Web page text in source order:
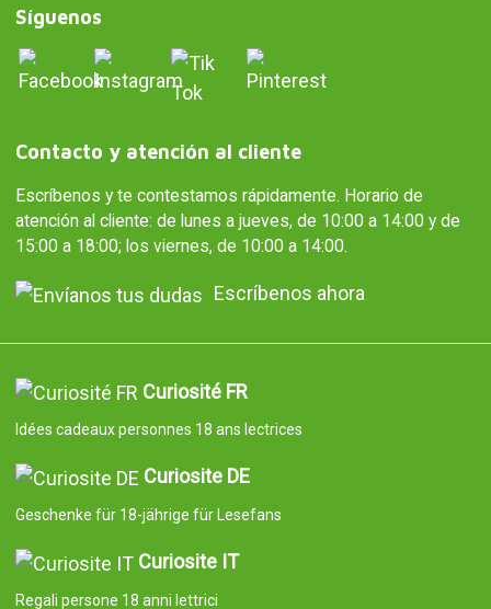
Síguenos
Contacto y atención al cliente
Escríbenos y te contestamos rápidamente. Horario de
atención al cliente: de lunes a jueves, de 10:00 a 14:00 y de
15:00 a 18:00; los viernes, de 10:00 a 14:00.
Escríbenos ahora
Curiosité FR
Idées cadeaux personnes 18 ans lectrices
Curiosite DE
Geschenke für 18-jährige für Lesefans
Curiosite IT
Regali persone 18 anni lettrici